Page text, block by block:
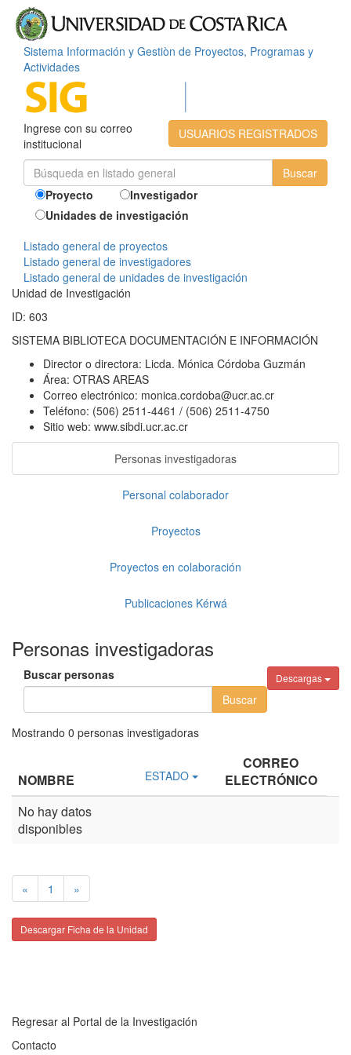
Sistema Información y Gestiòn de Proyectos, Programas y
Actividades
USUARIOS REGISTRADOS
Ingrese con su correo
institucional
Proyecto
Investigador
Unidades de investigación
Listado general de proyectos
Listado general de investigadores
Listado general de unidades de investigación
Unidad de Investigación
ID: 603
SISTEMA BIBLIOTECA DOCUMENTACIÓN E INFORMACIÓN
Director o directora: Licda. Mónica Córdoba Guzmán
Área: OTRAS AREAS
Correo electrónico: monica.cordoba@ucr.ac.cr
Teléfono: (506) 2511-4461 / (506) 2511-4750
Sitio web: www.sibdi.ucr.ac.cr
Personas investigadoras
Personal colaborador
Proyectos
Proyectos en colaboración
Publicaciones Kérwá
Personas investigadoras
Descargas
Buscar personas
Mostrando 0 personas investigadoras
NOMBRE ESTADO
CORREO
ELECTRÓNICO
No hay datos
disponibles
« 1 »
Descargar Ficha de la Unidad
Regresar al Portal de la Investigación
Contacto